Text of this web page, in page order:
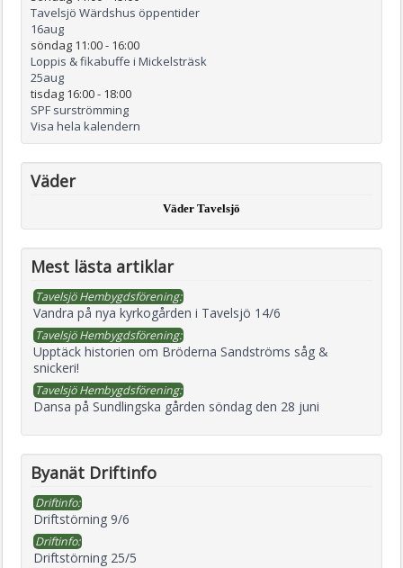
Tavelsjö Wärdshus öppentider
16aug
söndag 11:00- 16:00
Loppis & fikabuffe i Mickelsträsk
25aug
tisdag 16:00- 18:00
SPF surströmming
Visa hela kalendern
Väder
Väder Tavelsjö
Mest lästa artiklar
Tavelsjö Hembygdsförening:
Vandra på nya kyrkogården i Tavelsjö 14/6
Tavelsjö Hembygdsförening:
Upptäck historien om Bröderna Sandströms såg &
snickeri!
Tavelsjö Hembygdsförening:
Dansa på Sundlingska gården söndag den 28 juni
Byanät Driftinfo
Driftinfo:
Driftstörning 9/6
Driftinfo:
Driftstörning 25/5